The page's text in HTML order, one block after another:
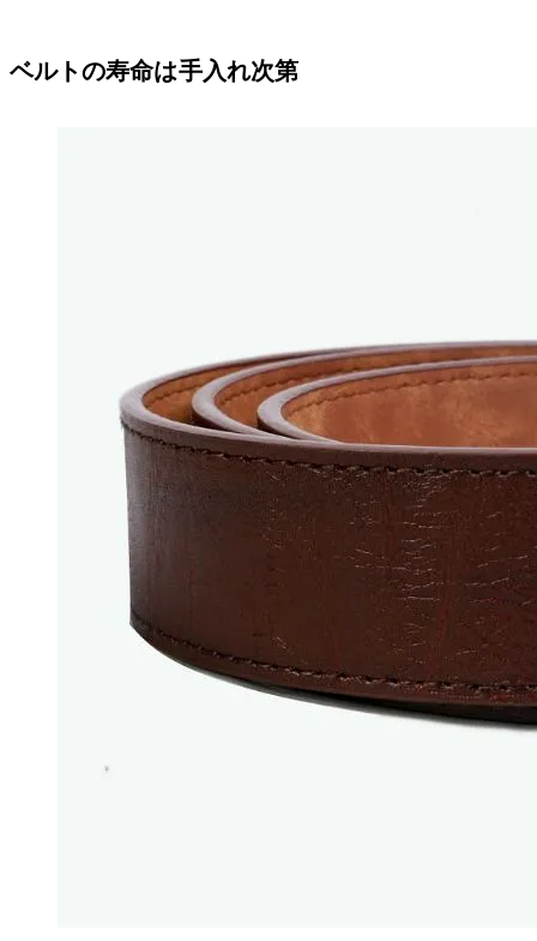
ベルトの寿命は手入れ次第